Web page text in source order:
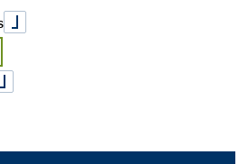
grundsätzlich
sodass ein absoluter Schutz nicht
Aus diesem Grund steht es jeder
Daten auch auf
telefonisch, an uns zu